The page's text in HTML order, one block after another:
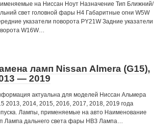
на Ниссан Ноут Назначение Тип Ближний/
свет головной фары Н4 Габаритные огни W5W
указатели поворота PY21W Задние указатели
W16W…
ламп Nissan Almera (G15),
— 2019
актуальна для моделей Ниссан Альмера
2013, 2014, 2015, 2016, 2017, 2018, 2019 года
Лампы, применяемые на авто Наименование
Лампа дальнего света фары HB3 Лампа…